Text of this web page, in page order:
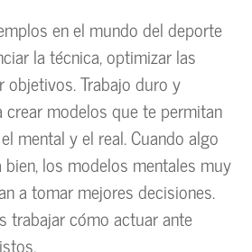
en el mundo del deporte
la técnica, optimizar las
Trabajo duro y
modelos que te permitan
mental y el real. Cuando algo
los modelos mentales muy
a tomar mejores decisiones.
trabajar cómo actuar ante